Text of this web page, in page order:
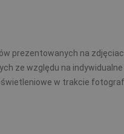
prezentowanych na
ze względu na
w trakcie